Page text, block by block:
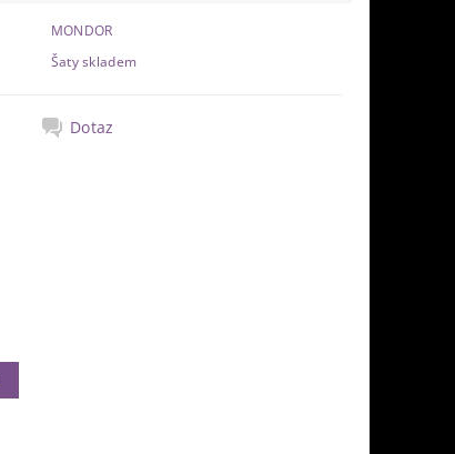
MONDOR
Šaty skladem
Dotaz